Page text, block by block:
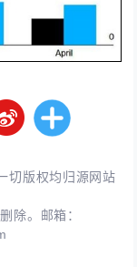
切版权均归源网站
除。邮箱：